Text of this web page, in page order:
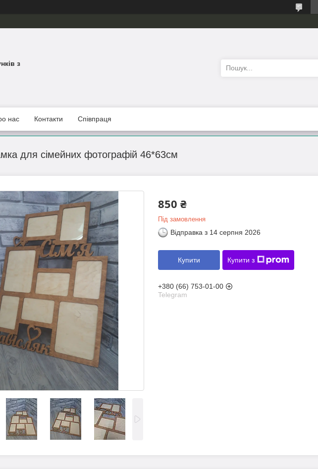
з
нас Контакти Співпраця
для сімейних фотографій 46*63см
850 ₴
Під замовлення
Відправка з 14 серпня 2026
Купити Купити з
+380 (66) 753-01-00
Telegram